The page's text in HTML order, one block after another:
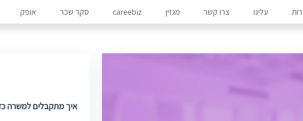
עלינו צרו קשר מגזין careebiz סקר שכר אופק
איך מתקבלים למשרה